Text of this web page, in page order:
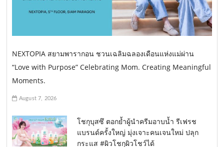
NEXTOPIA สยามพารากอน ชวนเฉลิมฉลองเดือนแห่งแม่ผ่าน
“Love with Purpose” Celebrating Mom. Creating Meaningful
Moments.
August 7, 2026
โชกุบุสซึ ตอกย้ำผู้นำครีมอาบน้ำ รีเฟรช
แบรนด์ครั้งใหญ่ มุ่งเจาะคนเจนใหม่ ปลุก
กระแส #ผิวโชกุผิวโชว์ได้